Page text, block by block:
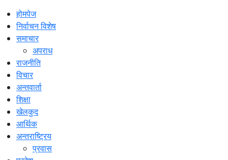
होमपेज
निर्वाचन विशेष
समाचार
अपराध
राजनीति
विचार
अन्तवार्ता
शिक्षा
खेलकुद
आर्थिक
अन्तराष्ट्रिय
प्रवास